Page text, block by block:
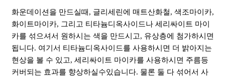
화운데이션을 만드실때, 글리세린에 매트산화철, 색조마이카,
화이트마이카, 그리고 티타늄디옥사이드나 세리싸이트 마이
카를 섞으셔서 원하시는 색을 만드시고, 유상층에 첨가하시면
됩니다. 여기서 티타늄디옥사이드를 사용하시면 더 밝아지는
현상을 볼 수 있고, 세리싸이트 마이카를 사용하시면 주름등
커버되는 효과를 향상하실수있습니다. 물론 둘 다 섞어서 사